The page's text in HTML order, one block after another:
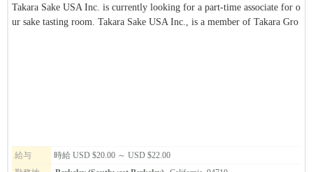
◆福利厚生
住居紹介サポートあり
Takara Sake USA Inc. is currently looking for a part-time associate for o
ur sake tasting room. Takara Sake USA Inc., is a member of Takara Gro
ention to detail, organizational skills, time management, physical stamin
a, and problem-solving abilities, with an added interest in or knowledge
給与
時給 USD $20.00 ～ USD $22.00